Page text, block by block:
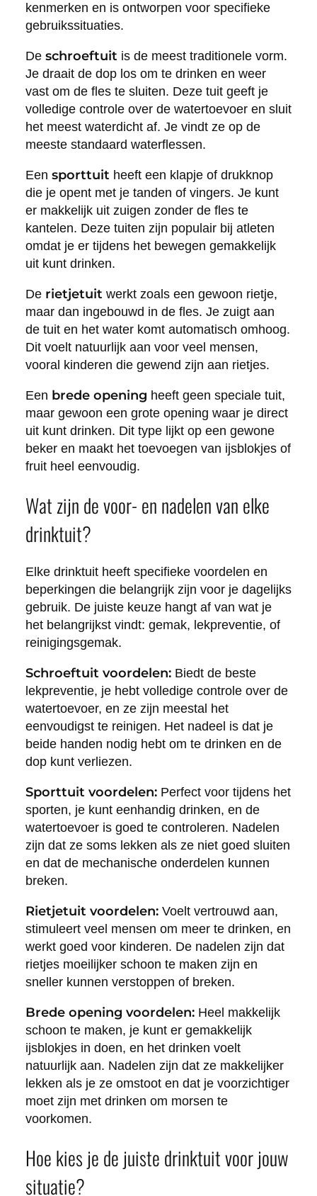
kenmerken en is ontworpen voor specifieke
gebruikssituaties.
De schroeftuit is de meest traditionele vorm.
Je draait de dop los om te drinken en weer
vast om de fles te sluiten. Deze tuit geeft je
volledige controle over de watertoevoer en sluit
het meest waterdicht af. Je vindt ze op de
meeste standaard waterflessen.
Een sporttuit heeft een klapje of drukknop
die je opent met je tanden of vingers. Je kunt
er makkelijk uit zuigen zonder de fles te
kantelen. Deze tuiten zijn populair bij atleten
omdat je er tijdens het bewegen gemakkelijk
uit kunt drinken.
De rietjetuit werkt zoals een gewoon rietje,
maar dan ingebouwd in de fles. Je zuigt aan
de tuit en het water komt automatisch omhoog.
Dit voelt natuurlijk aan voor veel mensen,
vooral kinderen die gewend zijn aan rietjes.
Een brede opening heeft geen speciale tuit,
maar gewoon een grote opening waar je direct
uit kunt drinken. Dit type lijkt op een gewone
beker en maakt het toevoegen van ijsblokjes of
fruit heel eenvoudig.
Wat zijn de voor- en nadelen van elke
drinktuit?
Elke drinktuit heeft specifieke voordelen en
beperkingen die belangrijk zijn voor je dagelijks
gebruik. De juiste keuze hangt af van wat je
het belangrijkst vindt: gemak, lekpreventie, of
reinigingsgemak.
Schroeftuit voordelen:Biedt de beste
lekpreventie, je hebt volledige controle over de
watertoevoer, en ze zijn meestal het
eenvoudigst te reinigen. Het nadeel is dat je
beide handen nodig hebt om te drinken en de
dop kunt verliezen.
Sporttuit voordelen:Perfect voor tijdens het
sporten, je kunt eenhandig drinken, en de
watertoevoer is goed te controleren. Nadelen
zijn dat ze soms lekken als ze niet goed sluiten
en dat de mechanische onderdelen kunnen
breken.
Rietjetuit voordelen:Voelt vertrouwd aan,
stimuleert veel mensen om meer te drinken, en
werkt goed voor kinderen. De nadelen zijn dat
rietjes moeilijker schoon te maken zijn en
sneller kunnen verstoppen of breken.
Brede opening voordelen:Heel makkelijk
schoon te maken, je kunt er gemakkelijk
ijsblokjes in doen, en het drinken voelt
natuurlijk aan. Nadelen zijn dat ze makkelijker
lekken als je ze omstoot en dat je voorzichtiger
moet zijn met drinken om morsen te
voorkomen.
Hoe kies je de juiste drinktuit voor jouw
situatie?